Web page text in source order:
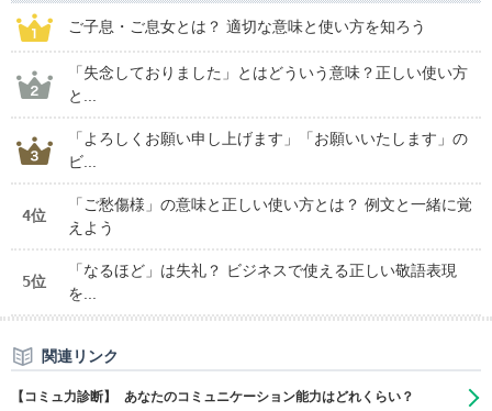
ご子息・ご息女とは？ 適切な意味と使い方を知ろう
「失念しておりました」とはどういう意味？正しい使い方
と...
「よろしくお願い申し上げます」「お願いいたします」の
ビ...
4位
「ご愁傷様」の意味と正しい使い方とは？ 例文と一緒に覚
えよう
5位
「なるほど」は失礼？ ビジネスで使える正しい敬語表現
を...
関連リンク
【コミュ力診断】 あなたのコミュニケーション能力はどれくらい？